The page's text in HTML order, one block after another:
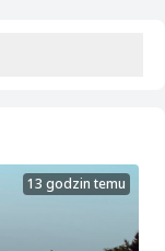
13 godzin temu